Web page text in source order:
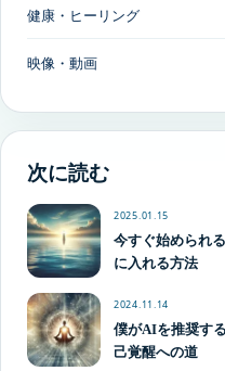
健康・ヒーリング
映像・動画
次に読む
2025.01.15
今すぐ始められ
に入れる方法
2024.11.14
僕がAIを推奨す
己覚醒への道